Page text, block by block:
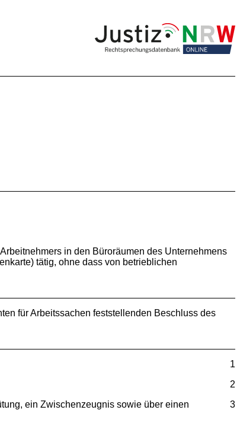
in den Büroräumen des Unternehmens
tätig, ohne dass von betrieblichen
für Arbeitssachen feststellenden Beschluss des
1
2
3
ein Zwischenzeugnis sowie über einen